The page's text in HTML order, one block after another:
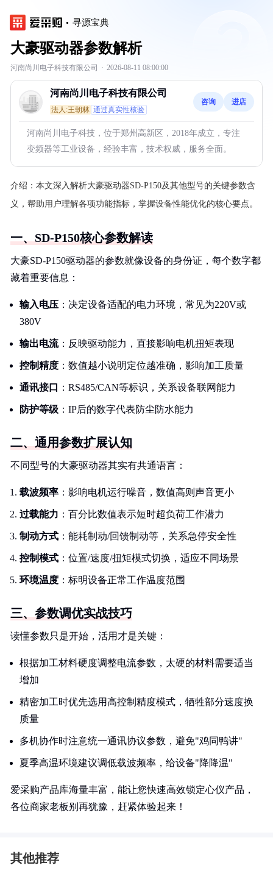
寻源宝典
大豪驱动器参数解析
河南尚川电子科技有限公司 · 2026-08-11 08:00:00
河南尚川电子科技有限公司
法人:王朝林 通过真实性核验
咨询 进店
河南尚川电子科技，位于郑州高新区，2018年成立，专注
变频器等工业设备，经验丰富，技术权威，服务全面。
介绍： 本文深入解析大豪驱动器SD-P150及其他型号的关键参数含
义，帮助用户理解各项功能指标，掌握设备性能优化的核心要点。
一、SD-P150核心参数解读
大豪SD-P150驱动器的参数就像设备的身份证，每个数字都
藏着重要信息：
输入电压 ：决定设备适配的电力环境，常见为220V或
380V
输出电流：反映驱动能力，直接影响电机扭矩表现
控制精度 ：数值越小说明定位越准确，影响加工质量
通讯接口 ：RS485/CAN等标识，关系设备联网能力
防护等级 ：IP后的数字代表防尘防水能力
二、通用参数扩展认知
不同型号的大豪驱动器其实有共通语言：
载波频率 ：影响电机运行噪音，数值高则声音更小
过载能力 ：百分比数值表示短时超负荷工作潜力
制动方式 ：能耗制动/回馈制动等，关系急停安全性
控制模式 ：位置/速度/扭矩模式切换，适应不同场景
环境温度 ：标明设备正常工作温度范围
三、参数调优实战技巧
读懂参数只是开始，活用才是关键：
根据加工材料硬度调整电流参数，太硬的材料需要适当
增加
精密加工时优先选用高控制精度模式，牺牲部分速度换
质量
多机协作时注意统一通讯协议参数，避免"鸡同鸭讲"
夏季高温环境建议调低载波频率，给设备"降降温"
爱采购产品库海量丰富，能让您快速高效锁定心仪产品，
各位商家老板别再犹豫，赶紧体验起来！
其他推荐